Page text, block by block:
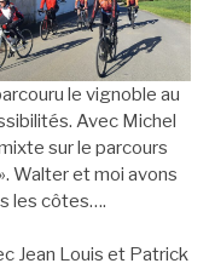
le vignoble au
Avec Michel
sur le parcours
Walter et moi avons
les côtes….
Jean Louis et Patrick